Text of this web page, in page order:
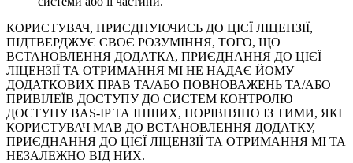
КОРИСТУВАЧ, ПРИЄДНУЮЧИСЬ ДО ЦІЄЇ ЛІЦЕНЗІЇ,
ПІДТВЕРДЖУЄ СВОЄ РОЗУМІННЯ, ТОГО, ЩО
ВСТАНОВЛЕННЯ ДОДАТКА, ПРИЄДНАННЯ ДО ЦІЄЇ
ЛІЦЕНЗІЇ ТА ОТРИМАННЯ МІ НЕ НАДАЄ ЙОМУ
ДОДАТКОВИХ ПРАВ ТА/АБО ПОВНОВАЖЕНЬ ТА/АБО
ПРИВІЛЕЇВ ДОСТУПУ ДО СИСТЕМ КОНТРОЛЮ
ДОСТУПУ BAS-IP ТА ІНШИХ, ПОРІВНЯНО ІЗ ТИМИ, ЯКІ
КОРИСТУВАЧ МАВ ДО ВСТАНОВЛЕННЯ ДОДАТКУ,
ПРИЄДНАННЯ ДО ЦІЄЇ ЛІЦЕНЗІЇ ТА ОТРИМАННЯ МІ ТА
НЕЗАЛЕЖНО ВІД НИХ.